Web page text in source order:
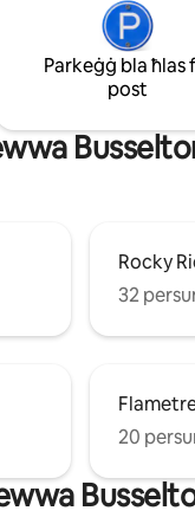
Parkeġġ bla ħlas
post
Rocky
32
20